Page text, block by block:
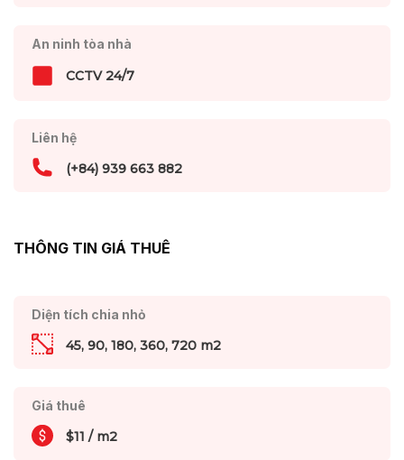
An ninh tòa nhà
CCTV 24/7
Liên hệ
(+84) 939 663 882
THÔNG TIN GIÁ THUÊ
Diện tích chia nhỏ
45, 90, 180, 360, 720 m2
Giá thuê
$11 / m2